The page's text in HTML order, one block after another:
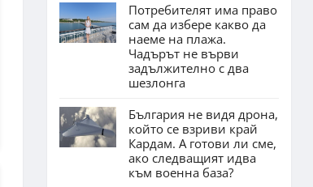
Потребителят има право
сам да избере какво да
наеме на плажа.
Чадърът не върви
задължително с два
шезлонга
България не видя дрона,
който се взриви край
Кардам. А готови ли сме,
ако следващият идва
към военна база?